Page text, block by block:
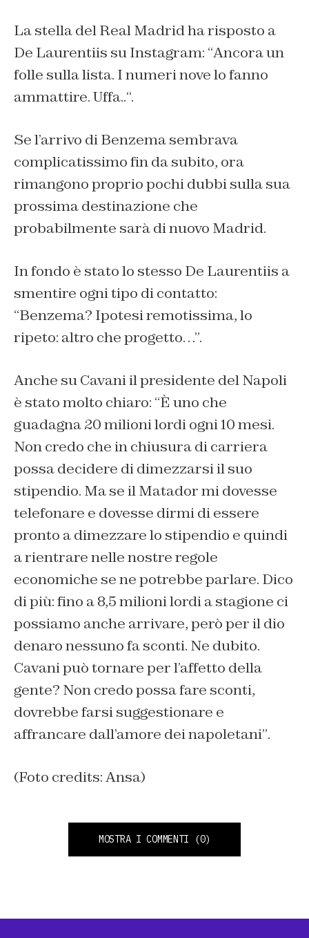
La stella del Real Madrid ha risposto a
De Laurentiis su Instagram: “Ancora un
folle sulla lista. I numeri nove lo fanno
ammattire. Uffa..“.
Se l’arrivo di Benzema sembrava
complicatissimo fin da subito, ora
rimangono proprio pochi dubbi sulla sua
prossima destinazione che
probabilmente sarà di nuovo Madrid.
In fondo è stato lo stesso De Laurentiis a
smentire ogni tipo di contatto:
“Benzema? Ipotesi remotissima, lo
ripeto: altro che progetto…”.
Anche su Cavani il presidente del Napoli
è stato molto chiaro: “È uno che
guadagna 20 milioni lordi ogni 10 mesi.
Non credo che in chiusura di carriera
possa decidere di dimezzarsi il suo
stipendio. Ma se il Matador mi dovesse
telefonare e dovesse dirmi di essere
pronto a dimezzare lo stipendio e quindi
a rientrare nelle nostre regole
economiche se ne potrebbe parlare. Dico
di più: fino a 8,5 milioni lordi a stagione ci
possiamo anche arrivare, però per il dio
denaro nessuno fa sconti. Ne dubito.
Cavani può tornare per l’affetto della
gente? Non credo possa fare sconti,
dovrebbe farsi suggestionare e
affrancare dall’amore dei napoletani”.
(Foto credits: Ansa)
MOSTRA I COMMENTI (0)